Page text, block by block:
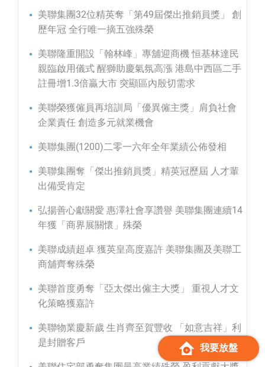
美聯集團32位精英奪「第49屆傑出推銷員獎」 創
歷年冠 全行唯一摘五強殊榮
美聯隆重開設「翰林峰」專舖迎商機 恒基林達民
親臨啟用儀式 醒獅助慶氣氛高漲 港島中西區二手
註冊增1.3倍贏大市 突顯區內殷切需求
美聯榮獲僱員再培訓局「優異僱主獎」肩負社會
企業責任 創造多元就業機會
美聯集團(1200)二零一六年全年業績公佈發相
美聯集團奪「傑出推銷員獎」精英冠歷屆 人才輩
出備受肯定
弘揚善心獻關愛 惠澤社會享讚譽 美聯集團連續14
年獲「商界展關懷」殊榮
美聯成績超卓 獲英皇高度嘉許 美聯集團及美聯工
商舖齊奪殊榮
美聯首度勇奪「亞太傑出僱主大獎」 重視人才文
化策略獲嘉許
美聯物業慶新歲 生肖齊至賀豐收 「如意吉祥」利
是封贈客戶
我要放盤